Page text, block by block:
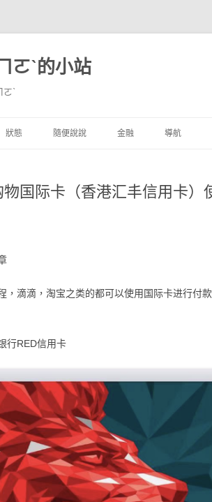
ㄛˋ的小站
ˋ
狀態
獨白
隨便說說 金融
券商
導航
物国际卡（香港汇丰信用卡）
，滴滴，淘宝之类的都可以使用国际卡进行付
行RED信用卡